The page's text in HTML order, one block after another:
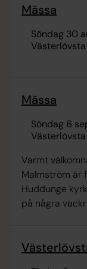
Mässa
söndag 30
Mässa
söndag 6
Varmt
Malmström är
Huddunge
på några